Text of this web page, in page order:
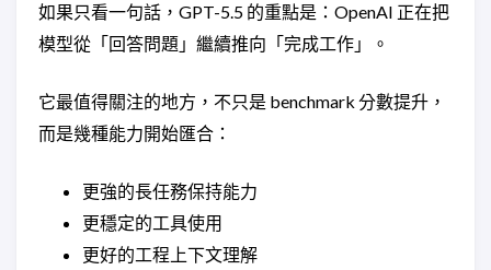
如果只看一句話，GPT-5.5 的重點是：OpenAI 正在把
模型從「回答問題」繼續推向「完成工作」。
它最值得關注的地方，不只是 benchmark 分數提升，
而是幾種能力開始匯合：
更強的長任務保持能力
更穩定的工具使用
更好的工程上下文理解